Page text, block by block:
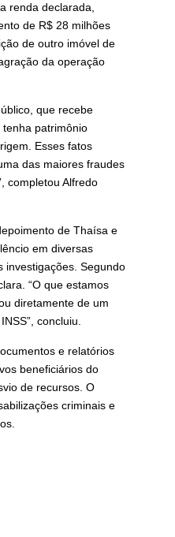
renda declarada,
de R$ 28 milhões
de outro imóvel de
da operação
que recebe
patrimônio
Esses fatos
das maiores fraudes
completou Alfredo
de Thaísa e
em diversas
investigações. Segundo
“O que estamos
diretamente de um
concluiu.
e relatórios
beneficiários do
de recursos. O
criminais e